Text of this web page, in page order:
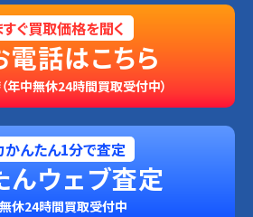
ぐ買取価格を聞く
電話はこちら
年中無休24時間買取受付中）
かんたん1分で査定
んウェブ査定
休24時間買取受付中